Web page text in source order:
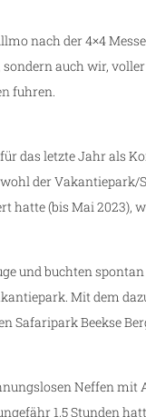
nach der 4×4
auch wir,
fuhren.
das letzte Jahr als
der
hatte (bis Mai 2023),
und buchten
Mit dem
Beekse
Neffen mit
1,5 Stunden